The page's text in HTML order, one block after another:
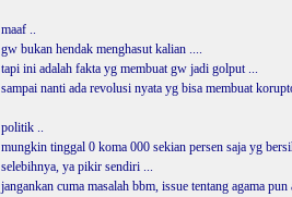
maaf ..
gw bukan hendak menghasut kalian ....
tapi ini adalah fakta yg membuat gw jadi golput ...
sampai nanti ada revolusi nyata yg bisa membuat
politik ..
mungkin tinggal 0 koma 000 sekian persen saja yg
selebihnya, ya pikir sendiri ...
jangankan cuma masalah bbm, issue tentang agama